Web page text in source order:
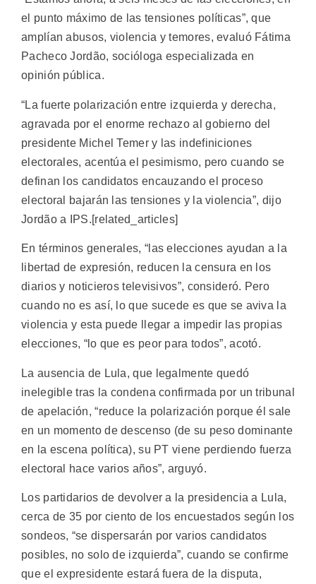
el punto máximo de las tensiones políticas”, que
amplían abusos, violencia y temores, evaluó Fátima
Pacheco Jordão, socióloga especializada en
opinión pública.
“La fuerte polarización entre izquierda y derecha,
agravada por el enorme rechazo al gobierno del
presidente Michel Temer y las indefiniciones
electorales, acentúa el pesimismo, pero cuando se
definan los candidatos encauzando el proceso
electoral bajarán las tensiones y la violencia”, dijo
Jordão a IPS.[related_articles]
En términos generales, “las elecciones ayudan a la
libertad de expresión, reducen la censura en los
diarios y noticieros televisivos”, consideró. Pero
cuando no es así, lo que sucede es que se aviva la
violencia y esta puede llegar a impedir las propias
elecciones, “lo que es peor para todos”, acotó.
La ausencia de Lula, que legalmente quedó
inelegible tras la condena confirmada por un tribunal
de apelación, “reduce la polarización porque él sale
en un momento de descenso (de su peso dominante
en la escena política), su PT viene perdiendo fuerza
electoral hace varios años”, arguyó.
Los partidarios de devolver a la presidencia a Lula,
cerca de 35 por ciento de los encuestados según los
sondeos, “se dispersarán por varios candidatos
posibles, no solo de izquierda”, cuando se confirme
que el expresidente estará fuera de la disputa,